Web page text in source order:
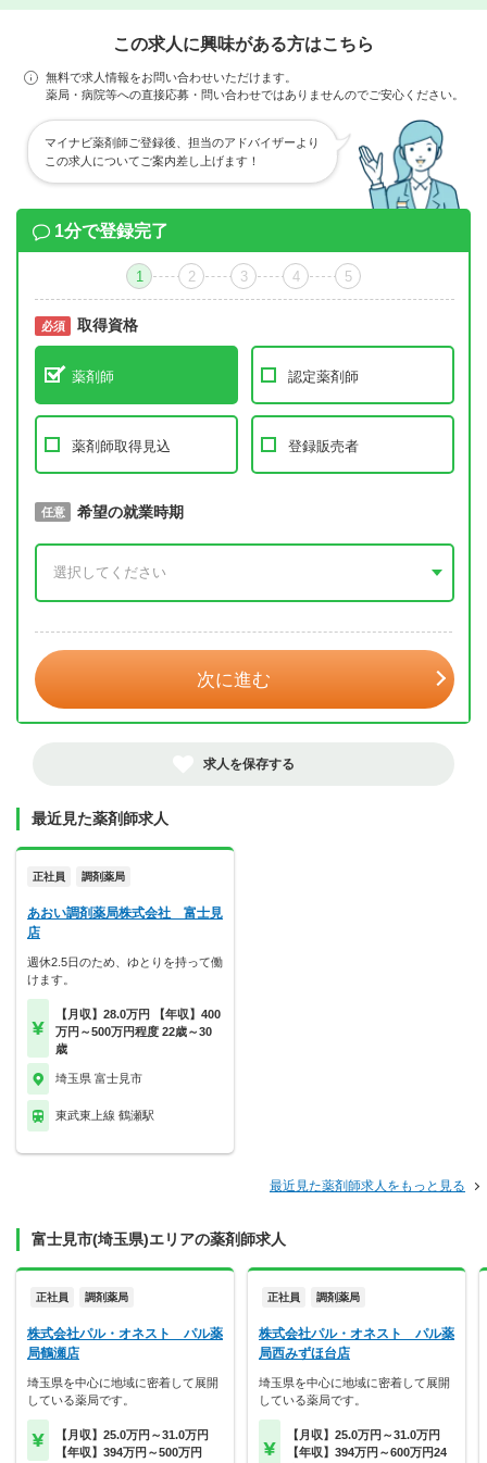
この求人に興味がある方はこちら
無料で求人情報をお問い合わせいただけます。
薬局・病院等への直接応募・問い合わせではありませんのでご安心ください。
マイナビ薬剤師ご登録後、担当のアドバイザーより
この求人についてご案内差し上げます！
1分で登録完了
1 2 3 4 5
必須 取得資格
薬剤師 認定薬剤師
薬剤師取得見込 登録販売者
必須 取得予定年
任意 希望の就業時期
次に進む
求人を保存する
最近見た薬剤師求人
正社員 調剤薬局
あおい調剤薬局株式会社 富士見
店
週休2.5日のため、ゆとりを持って働
けます。
【月収】28.0万円 【年収】400
万円～500万円程度 22歳～30
歳
埼玉県 富士見市
東武東上線 鶴瀬駅
最近見た薬剤師求人をもっと見る
富士見市(埼玉県)エリアの薬剤師求人
正社員 調剤薬局
株式会社パル・オネスト パル薬
局鶴瀬店
埼玉県を中心に地域に密着して展開
している薬局です。
【月収】25.0万円～31.0万円
【年収】394万円～500万円
正社員 調剤薬局
株式会社パル・オネスト パル薬
局西みずほ台店
埼玉県を中心に地域に密着して展開
している薬局です。
【月収】25.0万円～31.0万円
【年収】394万円～600万円24